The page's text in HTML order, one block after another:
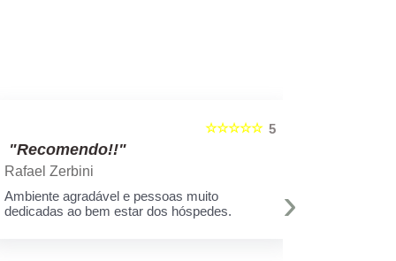
5
☆☆☆☆☆
"Recomendo!!"
Rafael Zerbini
Ambiente agradável e pessoas muito
dedicadas ao bem estar dos hóspedes.
›